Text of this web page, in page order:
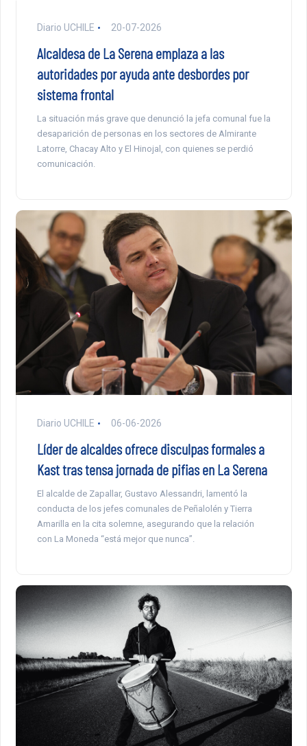
Diario UCHILE 20-07-2026
Alcaldesa de La Serena emplaza a las
autoridades por ayuda ante desbordes por
sistema frontal
La situación más grave que denunció la jefa comunal fue la
desaparición de personas en los sectores de Almirante
Latorre, Chacay Alto y El Hinojal, con quienes se perdió
comunicación.
Diario UCHILE 06-06-2026
Líder de alcaldes ofrece disculpas formales a
Kast tras tensa jornada de pifias en La Serena
El alcalde de Zapallar, Gustavo Alessandri, lamentó la
conducta de los jefes comunales de Peñalolén y Tierra
Amarilla en la cita solemne, asegurando que la relación
con La Moneda “está mejor que nunca”.